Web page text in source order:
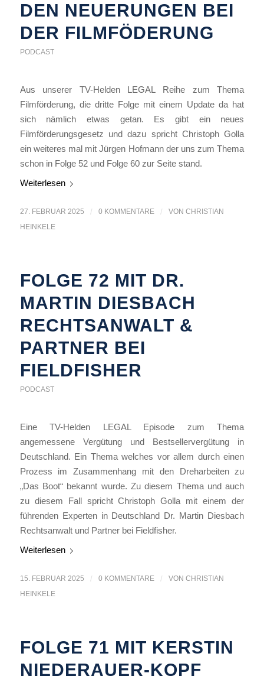
DEN NEUERUNGEN BEI
DER FILMFÖDERUNG
PODCAST
Aus unserer TV-Helden LEGAL Reihe zum Thema
Filmförderung, die dritte Folge mit einem Update da hat
sich nämlich etwas getan. Es gibt ein neues
Filmförderungsgesetz und dazu spricht Christoph Golla
ein weiteres mal mit Jürgen Hofmann der uns zum Thema
schon in Folge 52 und Folge 60 zur Seite stand.
Weiterlesen
27. FEBRUAR 2025 / 0 KOMMENTARE / VON CHRISTIAN
HEINKELE
FOLGE 72 MIT DR.
MARTIN DIESBACH
RECHTSANWALT &
PARTNER BEI
FIELDFISHER
PODCAST
Eine TV-Helden LEGAL Episode zum Thema
angemessene Vergütung und Bestsellervergütung in
Deutschland. Ein Thema welches vor allem durch einen
Prozess im Zusammenhang mit den Dreharbeiten zu
„Das Boot“ bekannt wurde. Zu diesem Thema und auch
zu diesem Fall spricht Christoph Golla mit einem der
führenden Experten in Deutschland Dr. Martin Diesbach
Rechtsanwalt und Partner bei Fieldfisher.
Weiterlesen
15. FEBRUAR 2025 / 0 KOMMENTARE / VON CHRISTIAN
HEINKELE
FOLGE 71 MIT KERSTIN
NIEDERAUER-KOPF